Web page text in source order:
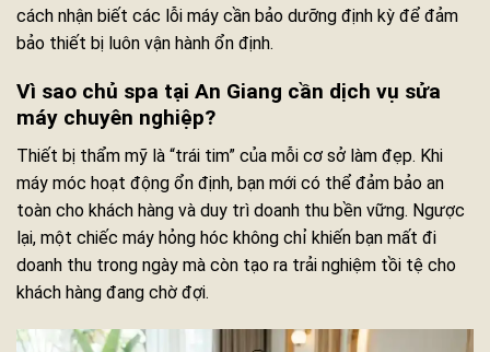
cách nhận biết các lỗi máy cần bảo dưỡng định kỳ để đảm
bảo thiết bị luôn vận hành ổn định.
Vì sao chủ spa tại An Giang cần dịch vụ sửa
máy chuyên nghiệp?
Thiết bị thẩm mỹ là “trái tim” của mỗi cơ sở làm đẹp. Khi
máy móc hoạt động ổn định, bạn mới có thể đảm bảo an
toàn cho khách hàng và duy trì doanh thu bền vững. Ngược
lại, một chiếc máy hỏng hóc không chỉ khiến bạn mất đi
doanh thu trong ngày mà còn tạo ra trải nghiệm tồi tệ cho
khách hàng đang chờ đợi.